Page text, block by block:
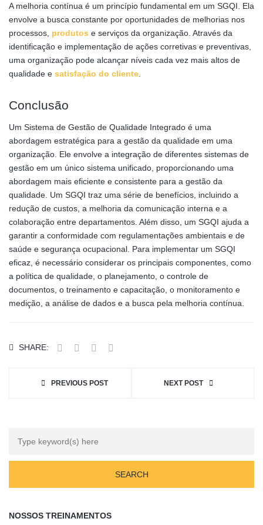
A melhoria contínua é um princípio fundamental em um SGQI. Ela
envolve a busca constante por oportunidades de melhorias nos
processos, produtos e serviços da organização. Através da
identificação e implementação de ações corretivas e preventivas,
uma organização pode alcançar níveis cada vez mais altos de
qualidade e satisfação do cliente
Conclusão
Um Sistema de Gestão de Qualidade Integrado é uma
abordagem estratégica para a gestão da qualidade em uma
organização. Ele envolve a integração de diferentes sistemas de
gestão em um único sistema unificado, proporcionando uma
abordagem mais eficiente e consistente para a gestão da
qualidade. Um SGQI traz uma série de benefícios, incluindo a
redução de custos, a melhoria da comunicação interna e a
colaboração entre departamentos. Além disso, um SGQI ajuda a
garantir a conformidade com regulamentações ambientais e de
saúde e segurança ocupacional. Para implementar um SGQI
eficaz, é necessário considerar os principais componentes, como
a política de qualidade, o planejamento, o controle de
documentos, o treinamento e capacitação, o monitoramento e
medição, a análise de dados e a busca pela melhoria contínua.
SHARE:
PREVIOUS POST NEXT POST
NOSSOS TREINAMENTOS